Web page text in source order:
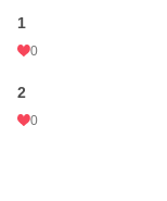
1
0
2
0